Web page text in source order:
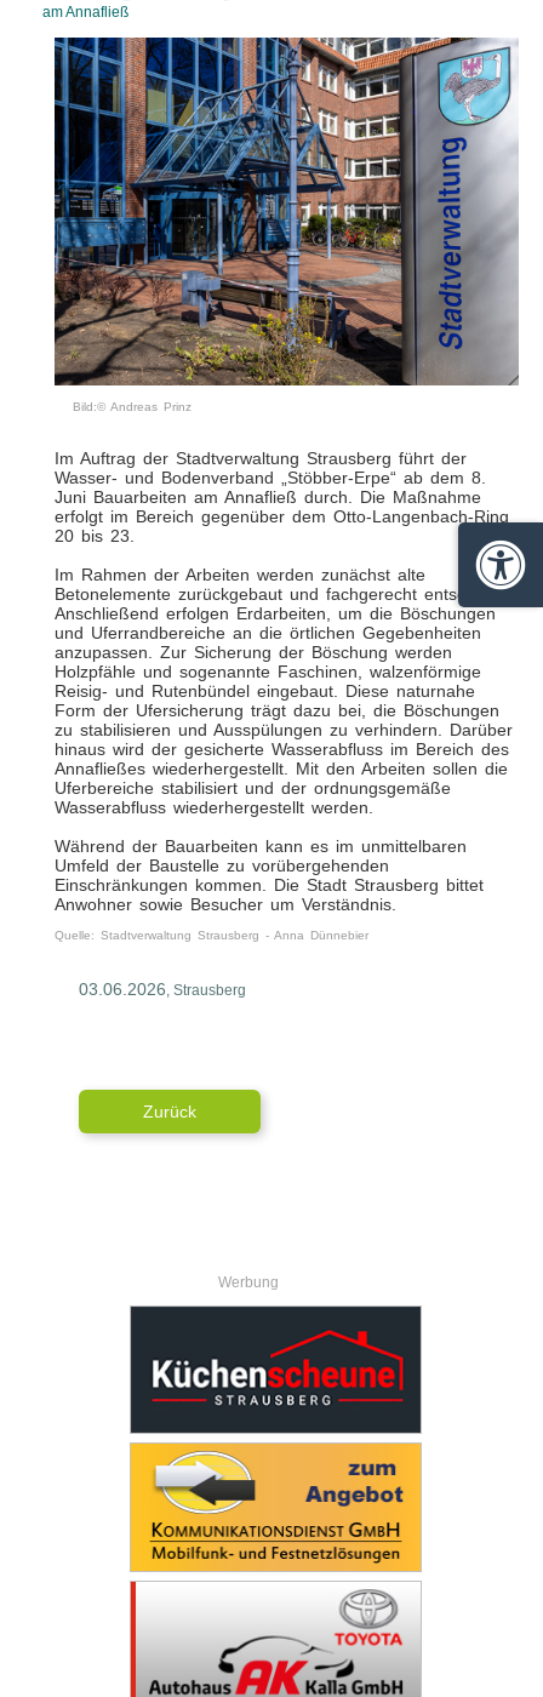
am Annafließ
Bild:© Andreas Prinz
Im Auftrag der Stadtverwaltung Strausberg führt der
Wasser- und Bodenverband „Stöbber-Erpe“ ab dem 8.
Juni Bauarbeiten am Annafließ durch. Die Maßnahme
erfolgt im Bereich gegenüber dem Otto-Langenbach-Ring
20 bis 23.
Im Rahmen der Arbeiten werden zunächst alte
Betonelemente zurückgebaut und fachgerecht entsorgt.
Anschließend erfolgen Erdarbeiten, um die Böschungen
und Uferrandbereiche an die örtlichen Gegebenheiten
anzupassen. Zur Sicherung der Böschung werden
Holzpfähle und sogenannte Faschinen, walzenförmige
Reisig- und Rutenbündel eingebaut. Diese naturnahe
Form der Ufersicherung trägt dazu bei, die Böschungen
zu stabilisieren und Ausspülungen zu verhindern. Darüber
hinaus wird der gesicherte Wasserabfluss im Bereich des
Annafließes wiederhergestellt. Mit den Arbeiten sollen die
Uferbereiche stabilisiert und der ordnungsgemäße
Wasserabfluss wiederhergestellt werden.
Während der Bauarbeiten kann es im unmittelbaren
Umfeld der Baustelle zu vorübergehenden
Einschränkungen kommen. Die Stadt Strausberg bittet
Anwohner sowie Besucher um Verständnis.
Quelle: Stadtverwaltung Strausberg - Anna Dünnebier
03.06.2026, Strausberg
Zurück
Werbung